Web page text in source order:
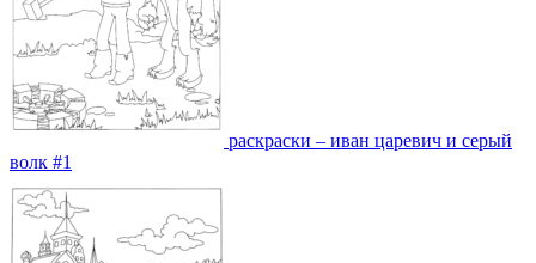
раскраски – иван царевич и серый
волк #1